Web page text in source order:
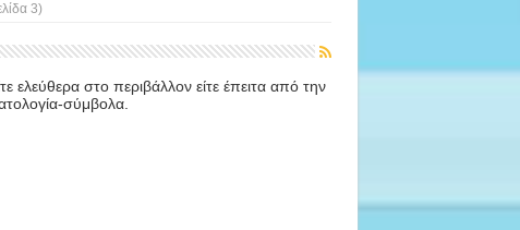
3)
στο περιβάλλον είτε έπειτα από την
σύμβολα.